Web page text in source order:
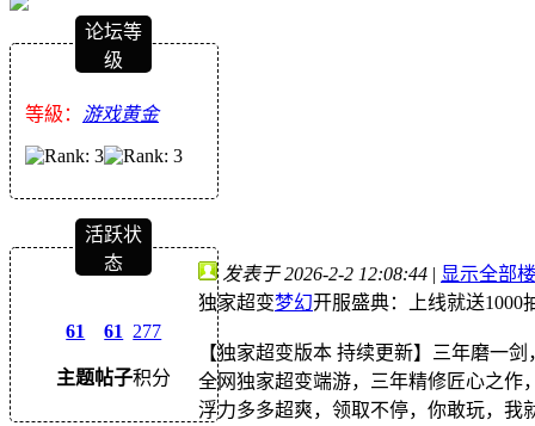
论坛等
级
等級： 游戏黄金
活跃状
态
61
主题
61
帖子
277
积分
发表于 2026-2-2 12:08:44 | 显示全部
独家超变梦幻开服盛典：上线就送1000
【独家超变版本 持续更新】三年磨一
全网独家超变端游，三年精修匠心之作
浮力多多超爽，领取不停，你敢玩，我